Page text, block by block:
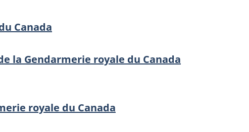
Canada
la Gendarmerie royale du Canada
royale du Canada